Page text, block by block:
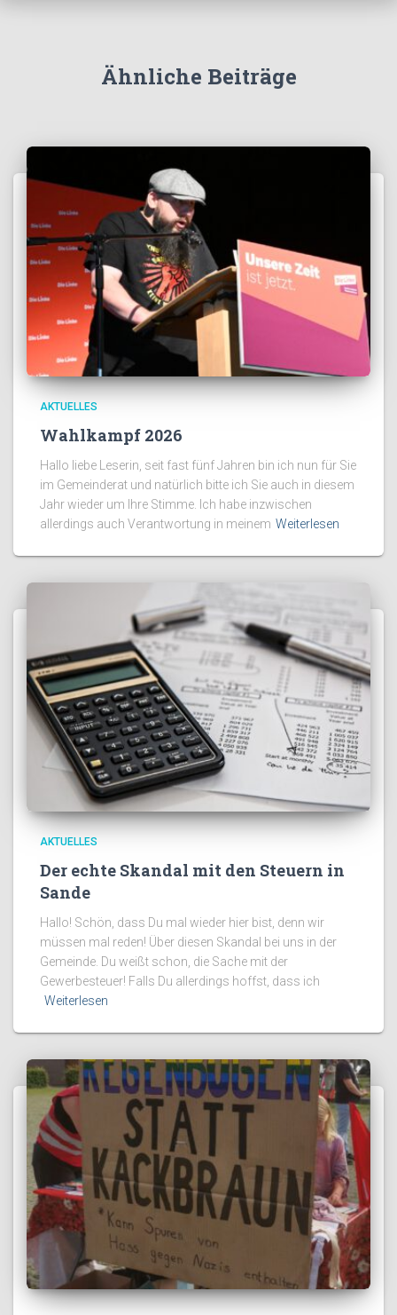
Ähnliche Beiträge
AKTUELLES
Wahlkampf 2026
Hallo liebe Leserin, seit fast fünf Jahren bin ich nun für Sie
im Gemeinderat und natürlich bitte ich Sie auch in diesem
Jahr wieder um Ihre Stimme. Ich habe inzwischen
allerdings auch Verantwortung in meinem Weiterlesen
AKTUELLES
Der echte Skandal mit den Steuern in
Sande
Hallo! Schön, dass Du mal wieder hier bist, denn wir
müssen mal reden! Über diesen Skandal bei uns in der
Gemeinde. Du weißt schon, die Sache mit der
Gewerbesteuer! Falls Du allerdings hoffst, dass ich
Weiterlesen